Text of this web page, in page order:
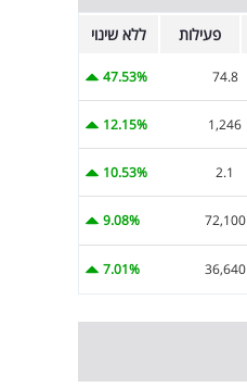
פעילות ללא שינוי
74.8
47.53%
1,246
12.15%
2.1
10.53%
72,100
9.08%
36,640
7.01%